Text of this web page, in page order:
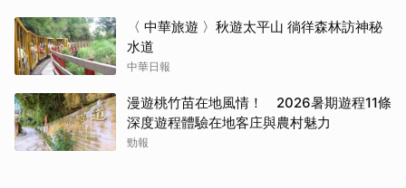
〈 中華旅遊 〉秋遊太平山 徜徉森林訪神秘
水道
中華日報
漫遊桃竹苗在地風情！ 2026暑期遊程11條
深度遊程體驗在地客庄與農村魅力
勁報